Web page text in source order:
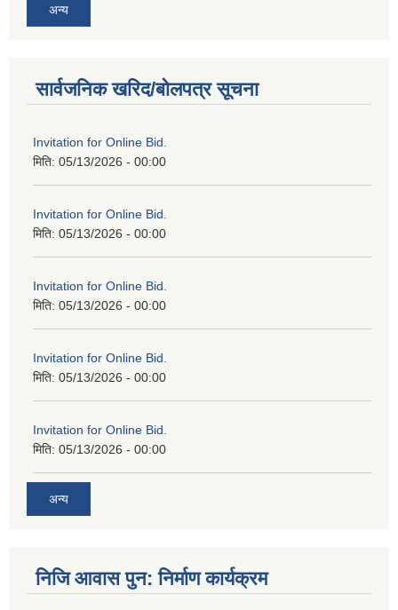
अन्य
सार्वजनिक खरिद/बोलपत्र सूचना
Invitation for Online Bid.
मिति: 05/13/2026 - 00:00
Invitation for Online Bid.
मिति: 05/13/2026 - 00:00
Invitation for Online Bid.
मिति: 05/13/2026 - 00:00
Invitation for Online Bid.
मिति: 05/13/2026 - 00:00
Invitation for Online Bid.
मिति: 05/13/2026 - 00:00
अन्य
निजि आवास पुन: निर्माण कार्यक्रम